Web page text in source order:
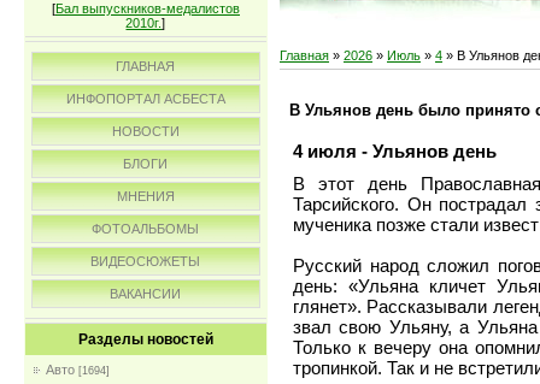
[Бал выпускников-медалистов
2010г.]
ГЛАВНАЯ
ИНФОПОРТАЛ АСБЕСТА
НОВОСТИ
БЛОГИ
МНЕНИЯ
ФОТОАЛЬБОМЫ
ВИДЕОСЮЖЕТЫ
ВАКАНСИИ
Разделы новостей
Авто [1694]
Главная » 2026 » Июль » 4 » В Ульянов
В Ульянов день было принято
4 июля - Ульянов день
В этот день
Тарсийского. Он
мученика позже стали
Русский народ сложил
день: «Ульяна кличет
глянет». Рассказывали
звал свою Ульяну, а
Только к вечеру она
тропинкой. Так и не